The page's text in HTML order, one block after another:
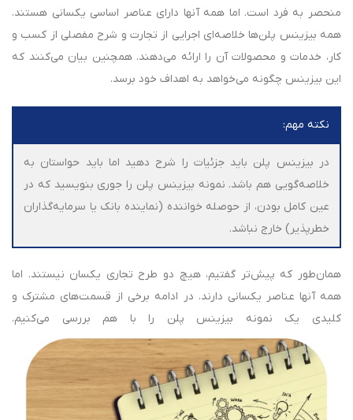
منحصر به فرد است. اما همه آنها دارای عناصر اساسی یکسانی هستند.
همه بیزینس پلن‌ها خلاصه‌ای اجرایی از تجارت و شرح مفصلی از کسب و
کار، خدمات و محصولات آن را ارائه می‌دهند. همچنین بیان می‌کنند که
این بیزینس چگونه می‌خواهد به اهداف خود برسد.
نکته مهم:
در بیزینس پلن باید جزئیات را شرح دهید اما باید حواستان به
خلاصه‌گویی هم باشد. نمونه بیزینس پلن را جوری بنویسید که در
عین کامل بودن، از حوصله خواننده (نماینده بانک یا سرمایه‌گذاران
خطرپذیر) خارج نباشد.
همان‌طور که پیش‌تر گفتیم، هیچ دو طرح تجاری یکسان نیستند. اما
همه آنها عناصر یکسانی دارند. در ادامه برخی از قسمت‌های مشترک و
کلیدی یک نمونه بیزینس پلن را با هم بررسی می‌کنیم.